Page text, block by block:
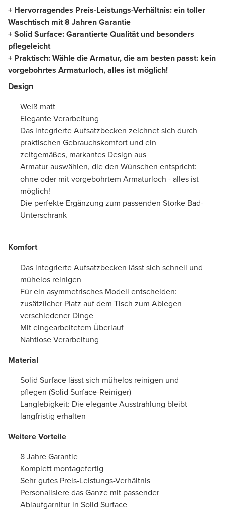
+ Hervorragendes Preis-Leistungs-Verhältnis: ein toller
Waschtisch mit 8 Jahren Garantie
+ Solid Surface: Garantierte Qualität und besonders
pflegeleicht
+ Praktisch: Wähle die Armatur, die am besten passt: kein
vorgebohrtes Armaturloch, alles ist möglich!
Design
Weiß matt
Elegante Verarbeitung
Das integrierte Aufsatzbecken zeichnet sich durch
praktischen Gebrauchskomfort und ein
zeitgemäßes, markantes Design aus
Armatur auswählen, die den Wünschen entspricht:
ohne oder mit vorgebohrtem Armaturloch - alles ist
möglich!
Die perfekte Ergänzung zum passenden Storke Bad-
Unterschrank
Komfort
Das integrierte Aufsatzbecken lässt sich schnell und
mühelos reinigen
Für ein asymmetrisches Modell entscheiden:
zusätzlicher Platz auf dem Tisch zum Ablegen
verschiedener Dinge
Mit eingearbeitetem Überlauf
Nahtlose Verarbeitung
Material
Solid Surface lässt sich mühelos reinigen und
pflegen (Solid Surface-Reiniger)
Langlebigkeit: Die elegante Ausstrahlung bleibt
langfristig erhalten
Weitere Vorteile
8 Jahre Garantie
Komplett montagefertig
Sehr gutes Preis-Leistungs-Verhältnis
Personalisiere das Ganze mit passender
Ablaufgarnitur in Solid Surface